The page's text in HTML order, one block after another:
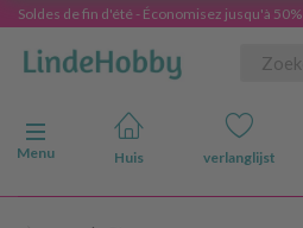
Soldes de fin d'été - Économisez jusqu'à 50%
Navigatie in-/uitschakelen
Menu
Huis verlanglijst